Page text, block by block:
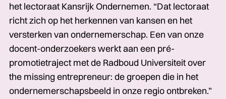
het lectoraat Kansrijk Ondernemen. “Dat lectoraat
richt zich op het herkennen van kansen en het
versterken van ondernemerschap. Een van onze
docent-onderzoekers werkt aan een pré-
promotietraject met de Radboud Universiteit over
the missing entrepreneur: de groepen die in het
ondernemerschapsbeeld in onze regio ontbreken.”